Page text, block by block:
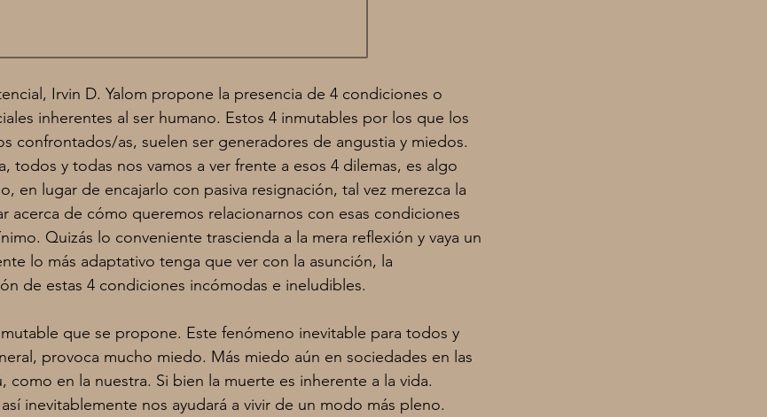
Irvin D. Yalom propone la presencia de 4 condiciones o
inherentes al ser humano. Estos 4 inmutables por los que los
confrontados/as, suelen ser generadores de angustia y miedos.
todos y todas nos vamos a ver frente a esos 4 dilemas, es algo
en lugar de encajarlo con pasiva resignación, tal vez merezca la
acerca de cómo queremos relacionarnos con esas condiciones
Quizás lo conveniente trascienda a la mera reflexión y vaya un
lo más adaptativo tenga que ver con la asunción, la
de estas 4 condiciones incómodas e ineludibles.
que se propone. Este fenómeno inevitable para todos y
provoca mucho miedo. Más miedo aún en sociedades en las
como en la nuestra. Si bien la muerte es inherente a la vida.
inevitablemente nos ayudará a vivir de un modo más pleno.